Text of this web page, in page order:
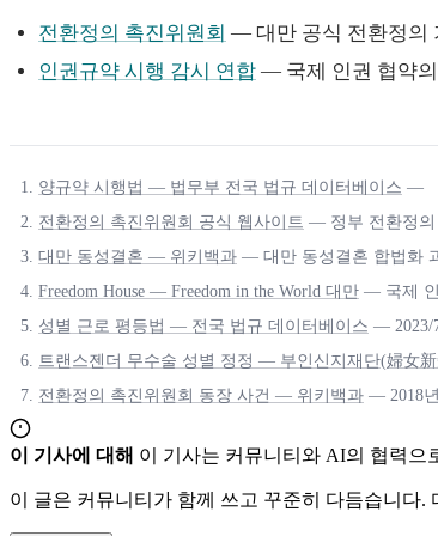
전환정의 촉진위원회 — 대만 공식 전환정의
인권규약 시행 감시 연합 — 국제 인권 협약
양규약 시행법 — 법무부 전국 법규 데이터베이스 —
전환정의 촉진위원회 공식 웹사이트 — 정부 전환정의
대만 동성결혼 — 위키백과 — 대만 동성결혼 합법화
Freedom House — Freedom in the World 대만 — 국제 인
성별 근로 평등법 — 전국 법규 데이터베이스 — 2023/
트랜스젠더 무수술 성별 정정 — 부인신지재단(婦女
전환정의 촉진위원회 동장 사건 — 위키백과 — 2018
이 기사에 대해 이 기사는 커뮤니티와 AI의 협력으
이 글은 커뮤니티가 함께 쓰고 꾸준히 다듬습니다.